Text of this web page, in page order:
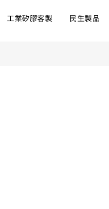
工業矽膠客製 民生製品